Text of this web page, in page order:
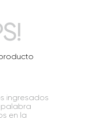
ingresados
palabra
en la